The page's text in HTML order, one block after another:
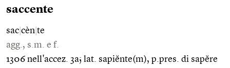
saccente
sac cèn te
agg., s.m. e f.
1306 nell'accez. 3a; lat. sapiĕnte(m), p.pres. di sapĕre